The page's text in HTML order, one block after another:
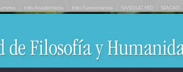
Info Académicos Info Funcionarios SIVEDUC MD SIACAD